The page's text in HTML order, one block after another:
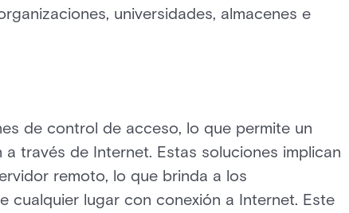
universidades, almacenes e
de control de acceso, lo que permite un
través de Internet. Estas soluciones implican
remoto, lo que brinda a los
cualquier lugar con conexión a Internet. Este